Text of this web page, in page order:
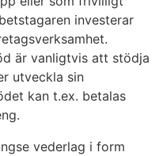
investerar
är vanligtvis att stödja
utveckla sin
kan t.ex. betalas
vederlag i form